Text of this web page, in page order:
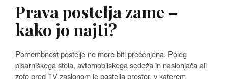
Prava postelja zame –
kako jo najti?
Pomembnost postelje ne more biti precenjena. Poleg
pisarniškega stola, avtomobilskega sedeža in naslonjača ali
zofe pred TV-zaslonom je postelja prostor, v katerem